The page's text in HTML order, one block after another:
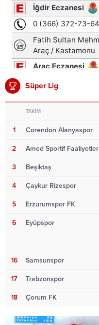
Süper Lig
TAKIM
1 Corendon Alanyaspor
2 Amed Sportif Faaliyetler
3 Beşiktaş
4 Çaykur Rizespor
5 Erzurumspor FK
6 Eyüpspor
16 Samsunspor
17 Trabzonspor
18 Çorum FK